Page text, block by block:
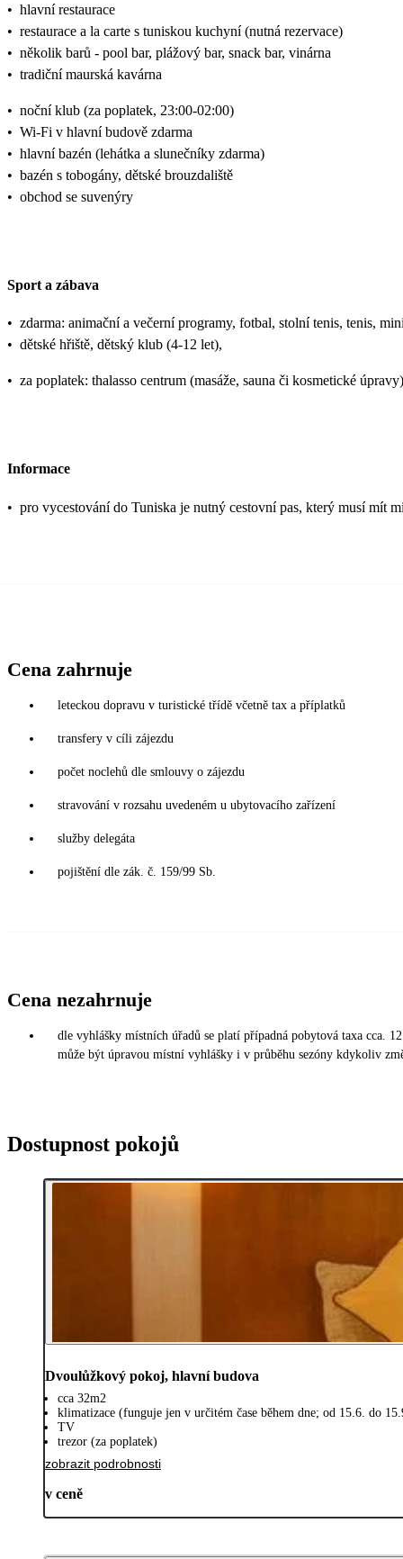
• hlavní restaurace
• restaurace a la carte s tuniskou kuchyní (nutná rezervace)
• několik barů - pool bar, plážový bar, snack bar, vinárna
• tradiční maurská kavárna
• noční klub (za poplatek, 23:00-02:00)
• Wi-Fi v hlavní budově zdarma
• hlavní bazén (lehátka a slunečníky zdarma)
• bazén s tobogány, dětské brouzdaliště
• obchod se suvenýry
Sport a zábava
• zdarma: animační a večerní programy, fotbal, stolní tenis, tenis,
• dětské hřiště, dětský klub (4-12 let),
• za poplatek: thalasso centrum (masáže, sauna či kosmetické
Informace
• pro vycestování do Tuniska je nutný cestovní pas, který musí mít
Cena zahrnuje
leteckou dopravu v turistické třídě včetně tax a příplatků
transfery v cíli zájezdu
počet noclehů dle smlouvy o zájezdu
stravování v rozsahu uvedeném u ubytovacího zařízení
služby delegáta
pojištění dle zák. č. 159/99 Sb.
Cena nezahrnuje
dle vyhlášky místních úřadů se platí případná pobytová taxa cca.
může být úpravou místní vyhlášky i v průběhu sezóny kdykoliv
Dostupnost pokojů
Dvoulůžkový pokoj, hlavní budova
cca 32m2
klimatizace (funguje jen v určitém čase během dne; od 15.6. do
TV
trezor (za poplatek)
zobrazit podrobnosti
v ceně